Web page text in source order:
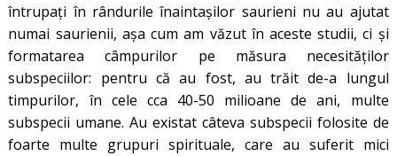
întrupați în rândurile înaintașilor saurieni nu au ajutat
numai saurienii, așa cum am văzut în aceste studii, ci și
formatarea câmpurilor pe măsura necesităților
subspeciilor: pentru că au fost, au trăit de-a lungul
timpurilor, în cele cca 40-50 milioane de ani, multe
subspecii umane. Au existat câteva subspecii folosite de
foarte multe grupuri spirituale, care au suferit mici